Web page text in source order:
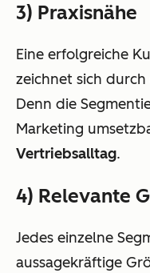
3) Praxisnähe
Eine erfolgreiche
zeichnet sich durch
Denn die
Marketing
Vertriebsalltag.
4) Relevante
Jedes einzelne
aussagekräftige